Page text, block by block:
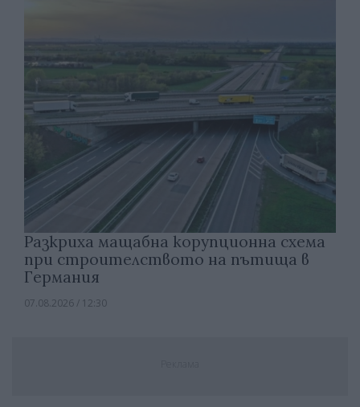
Разкриха мащабна корупционна схема
при строителството на пътища в
Германия
07.08.2026 / 12:30